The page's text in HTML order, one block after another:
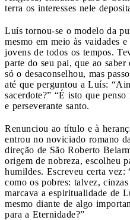
terra os interesses nele
Luís tornou-se o modelo da
mesmo em meio às vaidades
jovens de todos os tempos.
parte do seu pai, que ao saber
só o desaconselhou, mas
até que perguntou a Luís:
sacerdote?” “É isto que
e perseverante santo.
Renunciou ao título e à
entrou no noviciado romano
direção de São Roberto
origem de nobreza, escolheu
humildes. Escreveu certa vez:
como os pobres: talvez,
marcava a espiritualidade de
mesmo diante de algo
para a Eternidade?”